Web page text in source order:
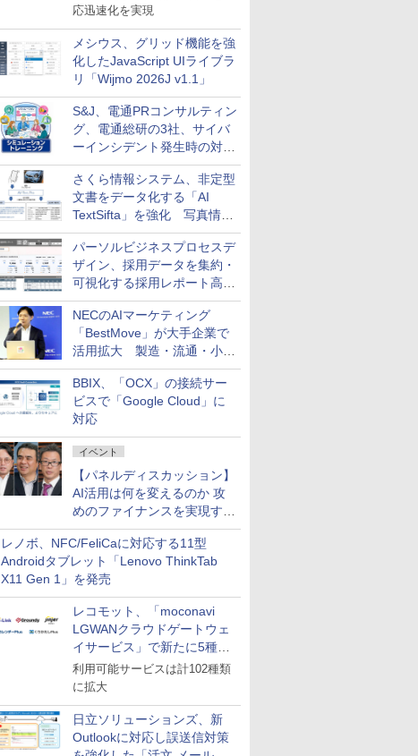
応迅速化を実現
メシウス、グリッド機能を強
化したJavaScript UIライブラ
リ「Wijmo 2026J v1.1」
S&J、電通PRコンサルティン
グ、電通総研の3社、サイバ
ーインシデント発生時の対応
と危機管理広報を一体的に訓
練するプログラムを提供
さくら情報システム、非定型
文書をデータ化する「AI
TextSifta」を強化 写真情報
のデータ化などに対応
パーソルビジネスプロセスデ
ザイン、採用データを集約・
可視化する採用レポート高速
化サービスを提供
NECのAIマーケティング
「BestMove」が大手企業で
活用拡大 製造・流通・小売
企業・広告代理店などが実装
フェーズへ
BBIX、「OCX」の接続サー
ビスで「Google Cloud」に
対応
イベント
【パネルディスカッション】
AI活用は何を変えるのか 攻
めのファイナンスを実現する
業務設計とマインドセット変
革
レノボ、NFC/FeliCaに対応する11型
Androidタブレット「Lenovo ThinkTab
X11 Gen 1」を発売
レコモット、「moconavi
LGWANクラウドゲートウェ
イサービス」で新たに5種類
のサービスと連携開始
利用可能サービスは計102種類
に拡大
日立ソリューションズ、新
Outlookに対応し誤送信対策